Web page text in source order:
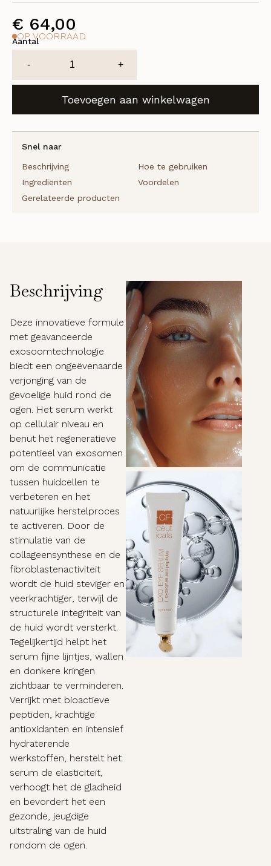
€ 64,00
Snel naar
Beschrijving
Hoe te gebruiken
Ingrediënten
Voordelen
Gerelateerde producten
OP VOORRAAD
Aantal
-
Ceuticals
Exo-
eye
Serum
aantal
+
Toevoegen aan winkelwagen
Beschrijving
Deze innovatieve formule
met geavanceerde
exosoomtechnologie
biedt een ongeëvenaarde
verjonging van de
gevoelige huid rond de
ogen. Het serum werkt
op cellulair niveau en
benut het regeneratieve
potentieel van exosomen
om de communicatie
tussen huidcellen te
verbeteren en het
natuurlijke herstelproces
te activeren. Door de
stimulatie van de
collageensynthese en de
fibroblastenactiviteit
wordt de huid steviger en
veerkrachtiger, terwijl de
structurele integriteit van
de huid wordt versterkt.
Tegelijkertijd helpt het
serum fijne lijntjes, wallen
en donkere kringen
zichtbaar te verminderen.
Verrijkt met bioactieve
peptiden, krachtige
antioxidanten en intensief
hydraterende
werkstoffen, herstelt het
serum de elasticiteit,
verhoogt het de gladheid
en bevordert het een
gezonde, jeugdige
uitstraling van de huid
rondom de ogen.